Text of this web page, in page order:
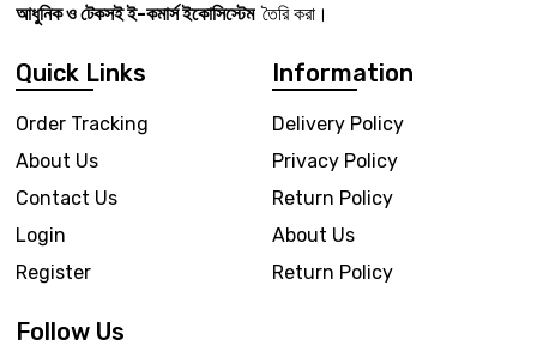
আধুনিক ও টেকসই ই-কমার্স ইকোসিস্টেম তৈরি করা।
Quick Links
Order Tracking
About Us
Contact Us
Login
Register
Information
Delivery Policy
Privacy Policy
Return Policy
About Us
Return Policy
Follow Us